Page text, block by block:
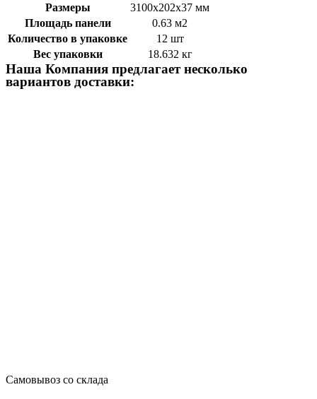
Размеры
3100х202х37 мм
Площадь панели
0.63 м2
Количество в упаковке
12 шт
Вес упаковки
18.632 кг
Наша Компания предлагает несколько
вариантов доставки:
Самовывоз со склада